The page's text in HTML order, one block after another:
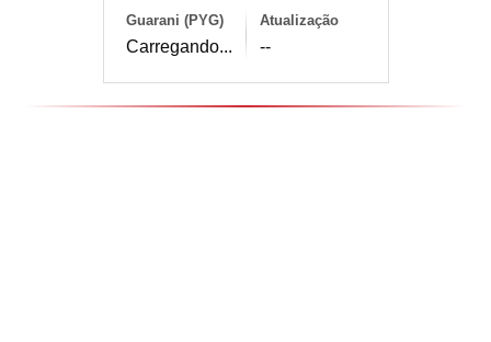
Guarani (PYG)
Carregando...
Atualização
--